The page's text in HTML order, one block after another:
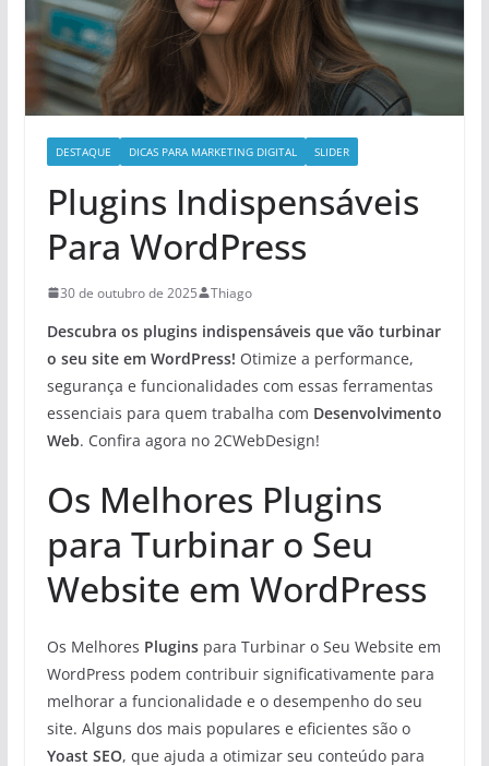
DESTAQUE DICAS PARA MARKETING DIGITAL SLIDER
Plugins Indispensáveis
Para WordPress
30 de outubro de 2025 Thiago
Descubra os plugins indispensáveisque vão turbinar
o seu site em WordPress! Otimize a performance,
segurança e funcionalidades com essas ferramentas
essenciais para quem trabalha com Desenvolvimento
Web. Confira agora no 2CWebDesign!
Os Melhores Plugins
para Turbinar o Seu
Website em WordPress
Os Melhores Pluginspara Turbinar o Seu Website em
WordPress podem contribuir significativamente para
melhorar a funcionalidade e o desempenho do seu
site. Alguns dos mais populares e eficientes são o
Yoast SEO, que ajuda a otimizar seu conteúdo para